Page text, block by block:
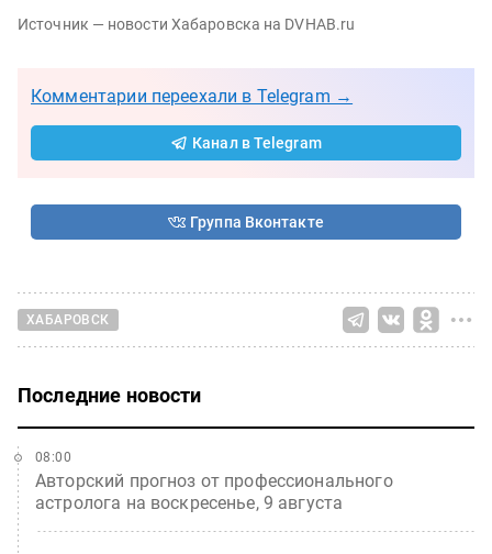
Источник — новости Хабаровска на DVHAB.ru
Комментарии переехали в Telegram →
Канал в Telegram
Группа Вконтакте
ХАБАРОВСК
Последние новости
Авторский прогноз от профессионального
астролога на воскресенье, 9 августа
08:00